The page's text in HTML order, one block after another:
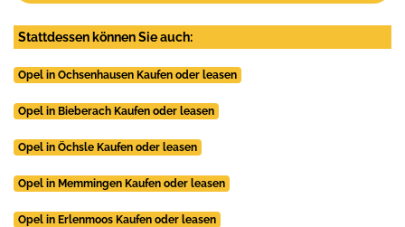
Stattdessen können Sie auch:
Opel in Ochsenhausen Kaufen oder leasen
Opel in Bieberach Kaufen oder leasen
Opel in Öchsle Kaufen oder leasen
Opel in Memmingen Kaufen oder leasen
Opel in Erlenmoos Kaufen oder leasen